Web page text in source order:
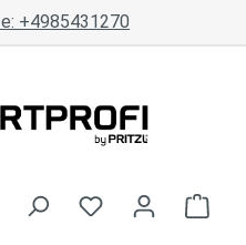
+4985431270